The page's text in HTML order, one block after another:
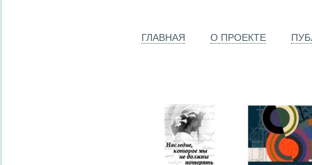
ГЛАВНАЯ О ПРОЕКТЕ